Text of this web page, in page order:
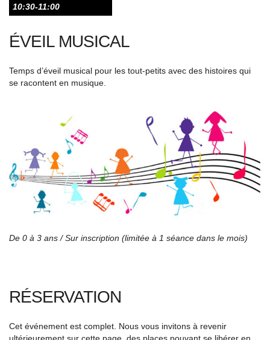
10:30-11:00
ÉVEIL MUSICAL
Temps d’éveil musical pour les tout-petits avec des histoires qui
se racontent en musique.
De 0 à 3 ans /Sur inscription (limitée à 1 séance dans le mois)
RÉSERVATION
Cet événement est complet. Nous vous invitons à revenir